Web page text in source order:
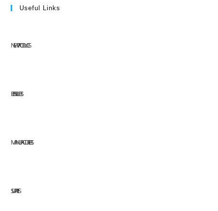
Useful Links
NEW PRODUCTS
BEST SELLERS
MANUFACTURERS
SUPPLIES